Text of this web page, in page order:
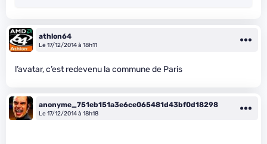
athlon64
Le 17/12/2014 à 18h11
l’avatar, c’est redevenu la commune de Paris
anonyme_751eb151a3e6ce065481d43bf0d18298
Le 17/12/2014 à 18h18